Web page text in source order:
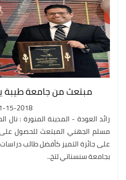
مبتعث من جامعة
15-2018
رائد العودة - المدينة المنورة :
مسلم الجهني المبتعث للحصول على
على جائزة التميز كأفضل طالب
بجامعة سنسناتي لتخ..